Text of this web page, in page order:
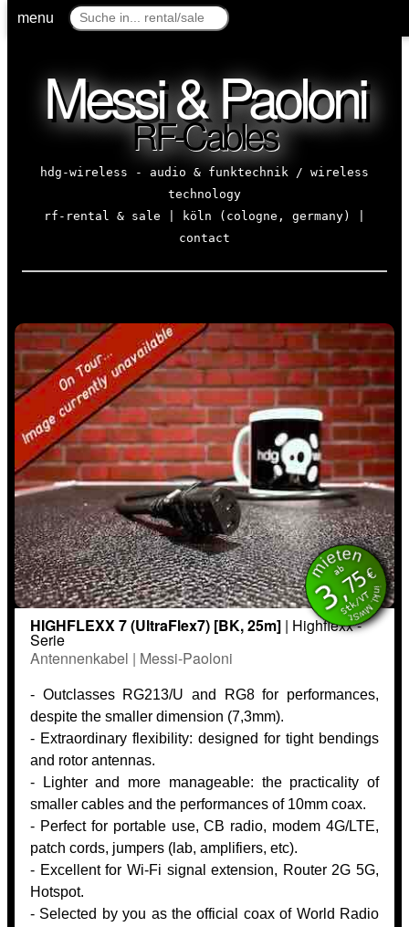
menu
Messi & Paoloni
RF-Cables
hdg-wireless - audio & funktechnik / wireless
technology
rf-rental & sale | köln (cologne, germany) |
contact
mieten
inkl. MwSt.
ab
3,75€
Stk/VT
HIGHFLEXX 7 (UltraFlex7) [BK, 25m] | Highflexx -
Serie
Antennenkabel | Messi-Paoloni
- Outclasses RG213/U and RG8 for performances,
despite the smaller dimension (7,3mm).
- Extraordinary flexibility: designed for tight bendings
and rotor antennas.
- Lighter and more manageable: the practicality of
smaller cables and the performances of 10mm coax.
- Perfect for portable use, CB radio, modem 4G/LTE,
patch cords, jumpers (lab, amplifiers, etc).
- Excellent for Wi-Fi signal extension, Router 2G 5G,
Hotspot.
- Selected by you as the official coax of World Radio